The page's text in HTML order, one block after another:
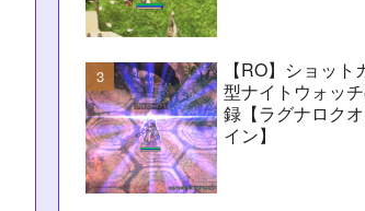
【RO】ショット
型ナイトウォッ
録【ラグナロク
イン】